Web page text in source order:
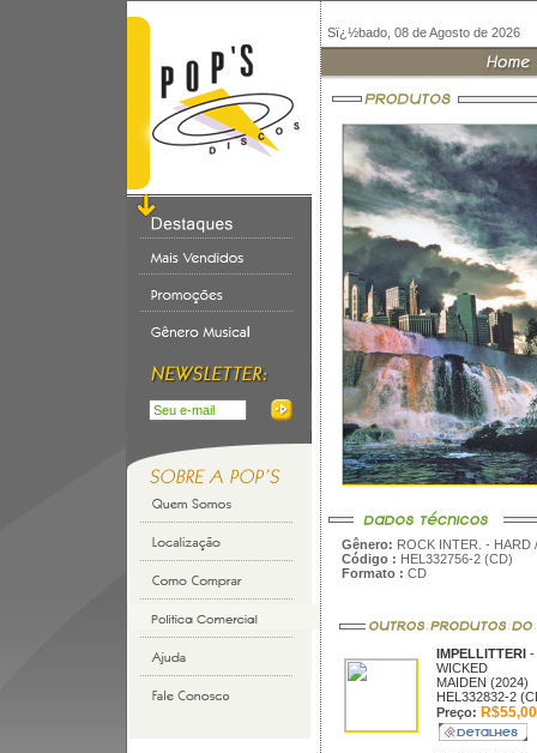
Sï¿½bado, 08 de Agosto de 2026
Gênero: ROCK INTER. - HARD
Código : HEL332756-2 (CD)
Formato : CD
IMPELLITTERI -
WICKED
MAIDEN (2024)
HEL332832-2
Preço: R$55,00